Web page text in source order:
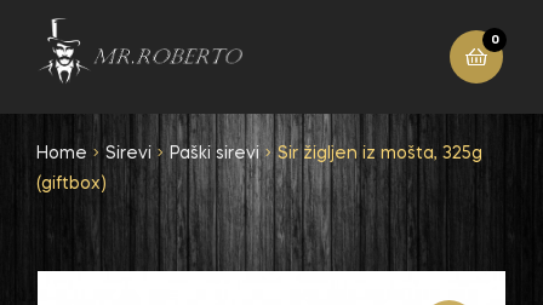
0
Home Sirevi Paški sirevi
Sir žigljen iz mošta, 325g
(giftbox)